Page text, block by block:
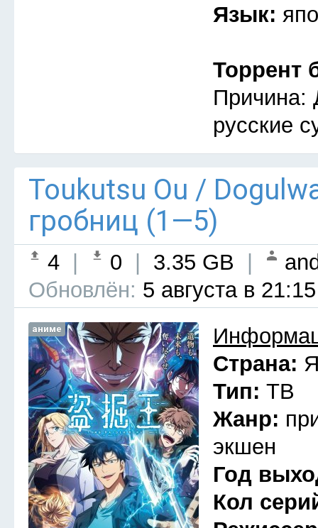
Язык:
Торрент
Причина:
русские
Тоukutsu Оu /
гробниц (1—5)
4 0 3.35 GB
Обновлён: 5 августа в 21:15
аниме
Страна:
Тип: ТВ
Жанр:
экшен
Год
Кол